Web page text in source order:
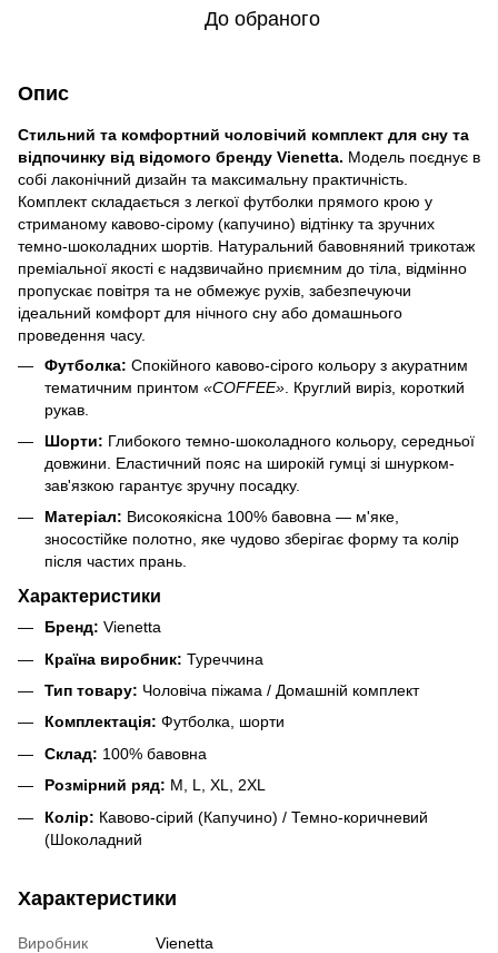
До обраного
Опис
Стильний та комфортний чоловічий комплект для сну та
відпочинку від відомого бренду Vienetta. Модель поєднує в
собі лаконічний дизайн та максимальну практичність.
Комплект складається з легкої футболки прямого крою у
стриманому кавово-сірому (капучино) відтінку та зручних
темно-шоколадних шортів. Натуральний бавовняний трикотаж
преміальної якості є надзвичайно приємним до тіла, відмінно
пропускає повітря та не обмежує рухів, забезпечуючи
ідеальний комфорт для нічного сну або домашнього
проведення часу.
Футболка: Спокійного кавово-сірого кольору з акуратним
тематичним принтом «COFFEE» . Круглий виріз, короткий
рукав.
Шорти: Глибокого темно-шоколадного кольору, середньої
довжини. Еластичний пояс на широкій гумці зі шнурком-
зав'язкою гарантує зручну посадку.
Матеріал: Високоякісна 100% бавовна — м'яке,
зносостійке полотно, яке чудово зберігає форму та колір
після частих прань.
Характеристики
Бренд: Vienetta
Країна виробник: Туреччина
Тип товару: Чоловіча піжама / Домашній комплект
Комплектація: Футболка, шорти
Склад: 100% бавовна
Розмірний ряд: M, L, XL, 2XL
Колір: Кавово-сірий (Капучино) / Темно-коричневий
(Шоколадний
Характеристики
Виробник
Vienetta